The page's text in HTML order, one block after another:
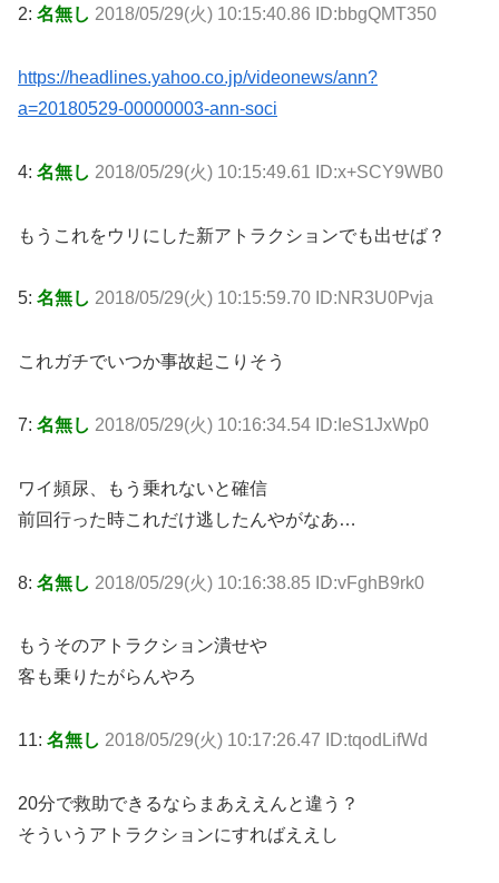
2: 名無し 2018/05/29(火) 10:15:40.86 ID:bbgQMT350
https://headlines.yahoo.co.jp/videonews/ann?
a=20180529-00000003-ann-soci
4: 名無し 2018/05/29(火) 10:15:49.61 ID:x+SCY9WB0
もうこれをウリにした新アトラクションでも出せば？
5: 名無し 2018/05/29(火) 10:15:59.70 ID:NR3U0Pvja
これガチでいつか事故起こりそう
7: 名無し 2018/05/29(火) 10:16:34.54 ID:IeS1JxWp0
ワイ頻尿、もう乗れないと確信
前回行った時これだけ逃したんやがなあ…
8: 名無し 2018/05/29(火) 10:16:38.85 ID:vFghB9rk0
もうそのアトラクション潰せや
客も乗りたがらんやろ
11: 名無し 2018/05/29(火) 10:17:26.47 ID:tqodLifWd
20分で救助できるならまあええんと違う？
そういうアトラクションにすればええし